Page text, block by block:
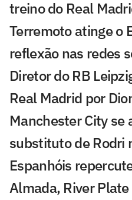
treino do Real
Terremoto atinge o
reflexão nas redes
Diretor do RB
Real Madrid por
Manchester City se
substituto de Rodri
Espanhóis
Almada, River